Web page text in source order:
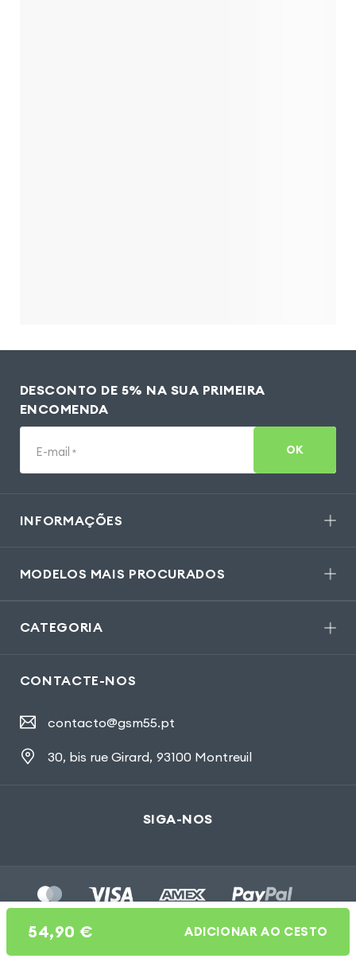
54,90 € ADICIONAR AO CESTO
DESCONTO DE 5% NA SUA PRIMEIRA
ENCOMENDA
E-mail * OK
INFORMAÇÕES
MODELOS MAIS PROCURADOS
CATEGORIA
CONTACTE-NOS
contacto@gsm55.pt
30, bis rue Girard, 93100 Montreuil
SIGA-NOS